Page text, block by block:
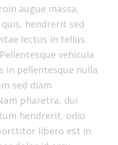
augue massa,
hendrerit sed
lectus in tellus
vehicula
pellentesque nulla
sed diam
pharetra, dui
hendrerit, odio
libero est in